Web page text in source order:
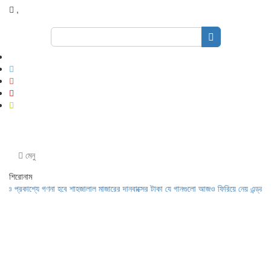
,
Search
মেনু
শিরোনাম
গণনা হবে শাহজালাল মাজারের দানবাক্সের টাকাযে গানগুলো আজও ফিরিয়ে নেয় এন্ড্রু